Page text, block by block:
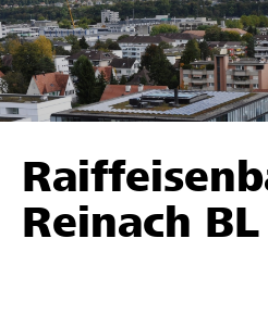
Sostenere
Aiuto & supporto
Trova progetti e organizzazioni
Inizia
Reinach BL